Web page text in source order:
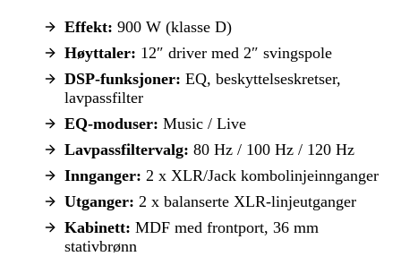
Effekt: 900 W (klasse D)
Høyttaler: 12″ driver med 2″ svingspole
DSP-funksjoner: EQ, beskyttelseskretser,
lavpassfilter
EQ-moduser: Music / Live
Lavpassfiltervalg: 80 Hz / 100 Hz / 120 Hz
Innganger: 2 x XLR/Jack kombolinjeinnganger
Utganger: 2 x balanserte XLR-linjeutganger
Kabinett: MDF med frontport, 36 mm
stativbrønn